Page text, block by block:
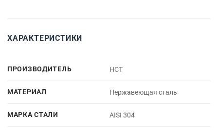
ХАРАКТЕРИСТИКИ
ПРОИЗВОДИТЕЛЬ НСТ
МАТЕРИАЛ Нержавеющая сталь
МАРКА СТАЛИ AISI 304